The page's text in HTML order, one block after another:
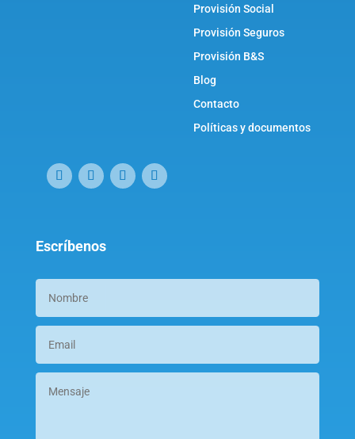
Provisión Social
Provisión Seguros
Provisión B&S
Blog
Contacto
Políticas y documentos
Escríbenos